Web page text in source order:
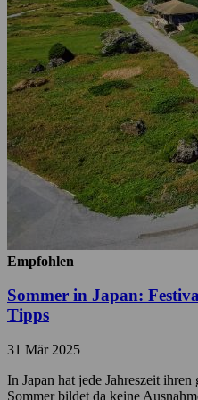
Empfohlen
Sommer in Japan:
Tipps
31 Mär 2025
In Japan hat jede Jahreszeit
Sommer bildet da keine